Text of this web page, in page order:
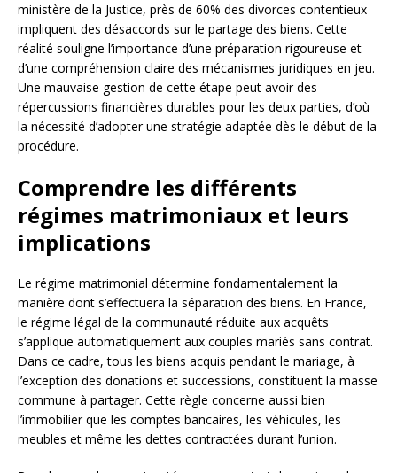
ministère de la Justice, près de 60% des divorces contentieux
impliquent des désaccords sur le partage des biens. Cette
réalité souligne l’importance d’une préparation rigoureuse et
d’une compréhension claire des mécanismes juridiques en jeu.
Une mauvaise gestion de cette étape peut avoir des
répercussions financières durables pour les deux parties, d’où
la nécessité d’adopter une stratégie adaptée dès le début de la
procédure.
Comprendre les différents
régimes matrimoniaux et leurs
implications
Le régime matrimonial détermine fondamentalement la
manière dont s’effectuera la séparation des biens. En France,
le régime légal de la communauté réduite aux acquêts
s’applique automatiquement aux couples mariés sans contrat.
Dans ce cadre, tous les biens acquis pendant le mariage, à
l’exception des donations et successions, constituent la masse
commune à partager. Cette règle concerne aussi bien
l’immobilier que les comptes bancaires, les véhicules, les
meubles et même les dettes contractées durant l’union.